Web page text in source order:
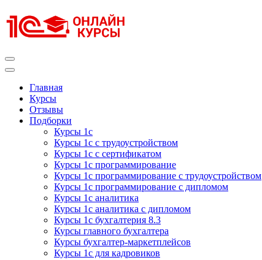
к
содержимому
Главная
Курсы
Отзывы
Подборки
Курсы 1с
Курсы 1с с трудоустройством
Курсы 1с с сертификатом
Курсы 1с программирование
Курсы 1с программирование с трудоустройством
Курсы 1с программирование с дипломом
Курсы 1с аналитика
Курсы 1с аналитика с дипломом
Курсы 1с бухгалтерия 8.3
Курсы главного бухгалтера
Курсы бухгалтер-маркетплейсов
Курсы 1с для кадровиков